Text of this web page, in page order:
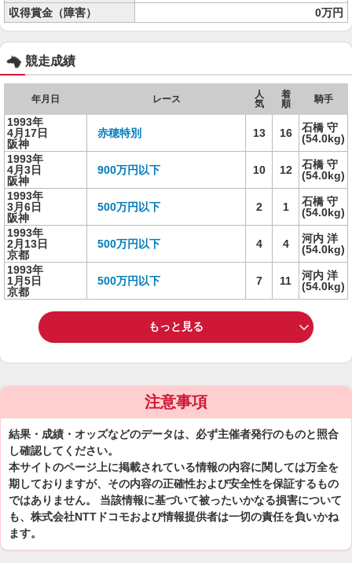
収得賞金（障害）
0万円
競走成績
年月日 レース
人
気
着
順
騎手
1993年
4月17日
阪神
赤穂特別 13 16
石橋 守
(54.0kg)
1993年
4月3日
阪神
900万円以下 10 12
石橋 守
(54.0kg)
1993年
3月6日
阪神
500万円以下 2 1
石橋 守
(54.0kg)
1993年
2月13日
京都
500万円以下 4 4
河内 洋
(54.0kg)
1993年
1月5日
京都
500万円以下 7 11
河内 洋
(54.0kg)
もっと見る
注意事項
結果・成績・オッズなどのデータは、必ず主催者発行のものと照合
し確認してください。
本サイトのページ上に掲載されている情報の内容に関しては万全を
期しておりますが、その内容の正確性および安全性を保証するもの
ではありません。 当該情報に基づいて被ったいかなる損害について
も、株式会社NTTドコモおよび情報提供者は一切の責任を負いかね
ます。